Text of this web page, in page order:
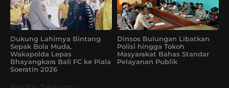
Dukung Lahirnya Bintang
Sepak Bola Muda,
Wakapolda Lepas
Bhayangkara Bali FC ke Piala
Soeratin 2026
Dinsos Bulungan Libatkan
Polisi hingga Tokoh
Masyarakat Bahas Standar
Pelayanan Publik